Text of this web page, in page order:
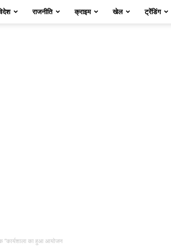
राजनीति क्राइम खेल ट्रेंडिंग
“कार्यशाला का हुआ आयोजन